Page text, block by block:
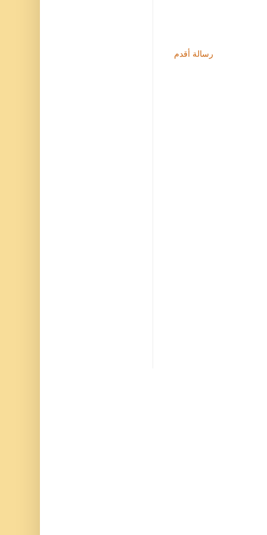
رسالة أقدم